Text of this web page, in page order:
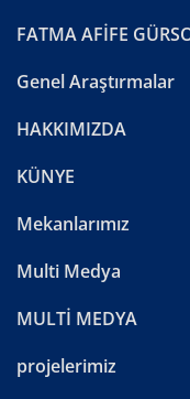
FATMA AFİFE
Genel Araştırmalar
HAKKIMIZDA
KÜNYE
Mekanlarımız
Multi Medya
MULTİ MEDYA
projelerimiz